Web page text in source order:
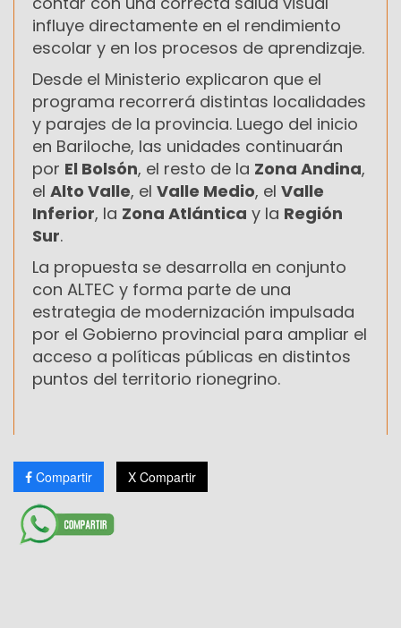
influye directamente en el rendimiento
escolar y en los procesos de aprendizaje.
Desde el Ministerio explicaron que el
programa recorrerá distintas localidades
y parajes de la provincia. Luego del inicio
en Bariloche, las unidades continuarán
por El Bolsón, el resto de la Zona Andina,
el Alto Valle, el Valle Medio, el Valle
Inferior, la Zona Atlántica y la Región
Sur.
La propuesta se desarrolla en conjunto
con ALTEC y forma parte de una
estrategia de modernización impulsada
por el Gobierno provincial para ampliar el
acceso a políticas públicas en distintos
puntos del territorio rionegrino.
Compartir X Compartir